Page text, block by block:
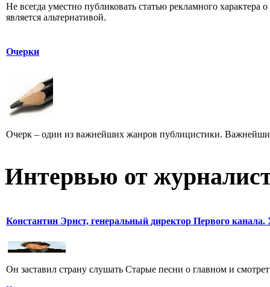
Не всегда уместно публиковать статью рекламного
является альтернативой.
Очерки
Очерк – один из важнейших жанров публицистики. Важнейших
Интервью от
Константин Эрнст, генеральный директор Первого канала.
Он заставил страну слушать Старые песни о главном и